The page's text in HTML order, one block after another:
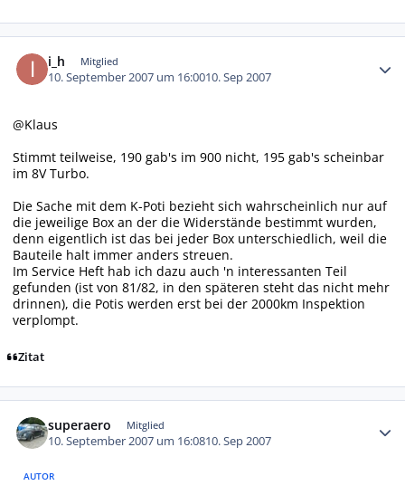
i_h Mitglied
10. September 2007 um 16:0010. Sep 2007
@Klaus
Stimmt teilweise, 190 gab's im 900 nicht, 195 gab's scheinbar
im 8V Turbo.
Die Sache mit dem K-Poti bezieht sich wahrscheinlich nur auf
die jeweilige Box an der die Widerstände bestimmt wurden,
denn eigentlich ist das bei jeder Box unterschiedlich, weil die
Bauteile halt immer anders streuen.
Im Service Heft hab ich dazu auch 'n interessanten Teil
gefunden (ist von 81/82, in den späteren steht das nicht mehr
drinnen), die Potis werden erst bei der 2000km Inspektion
verplompt.
Zitat
superaero Mitglied
10. September 2007 um 16:0810. Sep 2007
AUTOR